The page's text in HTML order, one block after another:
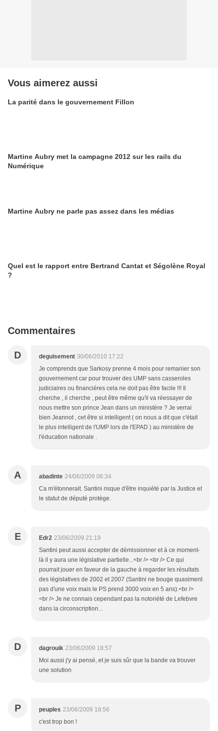
Vous aimerez aussi
La parité dans le gouvernement Fillon
Martine Aubry met la campagne 2012 sur les rails du
Numérique
Martine Aubry ne parle pas assez dans les médias
Quel est le rapport entre Bertrand Cantat et Ségolène Royal
?
Commentaires
D deguisement 30/06/2010 17:22
Je comprends que Sarkosy prenne 4 mois pour remanier son
gouvernement car pour trouver des UMP sans casseroles
judiciaires ou financiéres cela ne doit pas être facile !!! Il
cherche , il cherche , peut être même qu'il va réessayer de
nous mettre son prince Jean dans un ministére ? Je verrai
bien Jeannot , cet être si intelligent ( on nous a dit que c'était
le plus intelligent de l'UMP lors de l'EPAD ) au ministére de
l'éducation nationale .
A abadinte 24/06/2009 06:34
Ca m'étonnerait. Santini risque d'être inquiété par la Justice et
le statut de député protège.
E Edr2 23/06/2009 21:19
Santini peut aussi accepter de démissionner et à ce moment-
là il y aura une législative partielle...<br /> <br /> Ce qui
pourrait jouer en faveur de la gauche à regarder les résultats
des législatives de 2002 et 2007 (Santini ne bouge quasiment
pas d'une voix mais le PS prend 3000 voix en 5 ans).<br />
<br /> Je ne connais cependant pas la notoriété de Lefebvre
dans la circonscription...
D dagrouik 23/06/2009 18:57
Moi aussi j'y ai pensé, et je suis sûr que la bande va trouver
une solution
P peuples 23/06/2009 18:56
c'est trop bon !